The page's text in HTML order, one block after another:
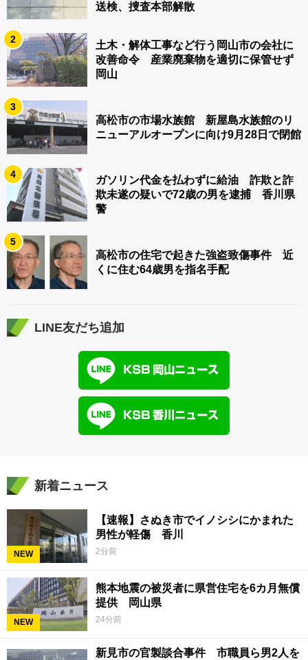
送検、捜査本部解散
2
土木・解体工事など行う岡山市の会社に
改善命令 産業廃棄物を適切に保管せず
岡山
3
高松市の市場水族館 新屋島水族館のリ
ニューアルオープンに向け9月28日で閉館
4
ガソリン代金を払わずに給油 詐欺と詐
欺未遂の疑いで72歳の男を逮捕 香川県
警
5
高松市の住宅で起きた強盗致傷事件 近
くに住む64歳男を指名手配
LINE友だち追加
新着ニュース
NEW
【速報】さぬき市でイノシシにかまれた
男性が軽傷 香川
2分前
NEW
熊本地震の被災者に県営住宅を6カ月無償
提供 岡山県
24分前
新見市の官製談合事件 市職員ら男2人を